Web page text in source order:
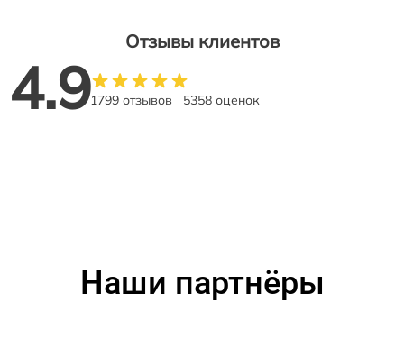
Отзывы клиентов
4.91799 отзывов 5358 оценок
Наши партнёры